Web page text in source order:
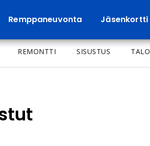
Remppaneuvonta Jäsenkortti
REMONTTI SISUSTUS TALO